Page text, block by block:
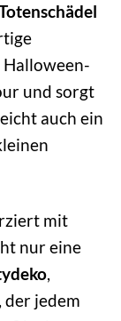
und sorgt
auch ein
mit
nur eine
,
der jedem